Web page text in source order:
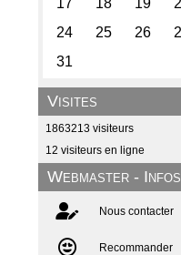
Visites
1863213 visiteurs
12 visiteurs en ligne
Webmaster - Infos
Nous contacter
Recommander